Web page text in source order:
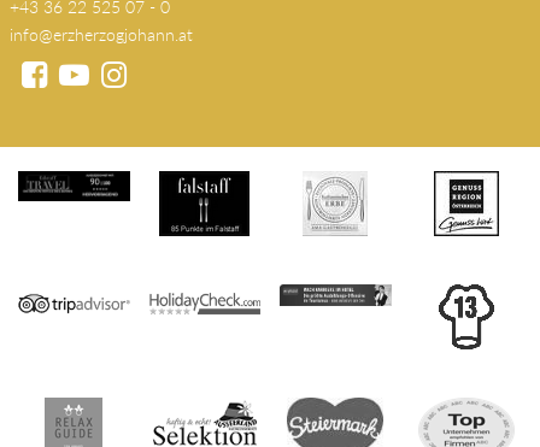
+43 36 22 525 07 - 0
info@erzherzogjohann.at